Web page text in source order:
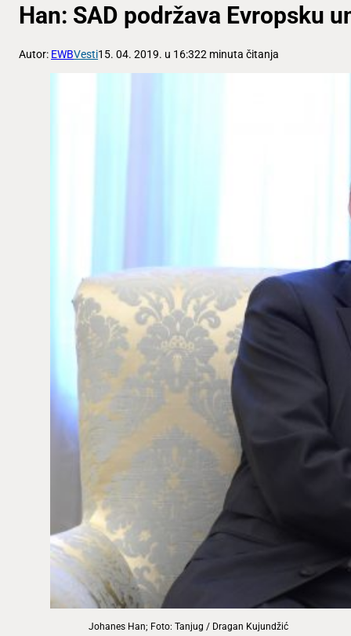
Han: SAD podržava Evropsku
Autor: EWBVesti15. 04. 2019. u 16:322 minuta čitanja
Johanes Han; Foto: Tanjug / Dragan Kujundžić